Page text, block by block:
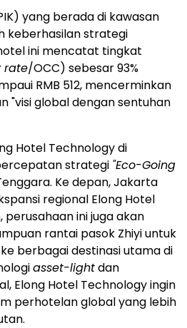
yang berada di kawasan
keberhasilan strategi
ini mencatat tingkat
rate/OCC) sebesar 93%
RMB 512, mencerminkan
"visi global dengan sentuhan
Hotel Technology di
strategi "Eco-Going
Ke depan, Jakarta
regional Elong Hotel
perusahaan ini juga akan
rantai pasok Zhiyi untuk
berbagai destinasi utama di
asset-lightdan
Elong Hotel Technology ingin
perhotelan global yang lebih